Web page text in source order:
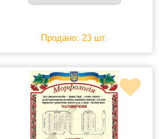
Продано: 23 шт.